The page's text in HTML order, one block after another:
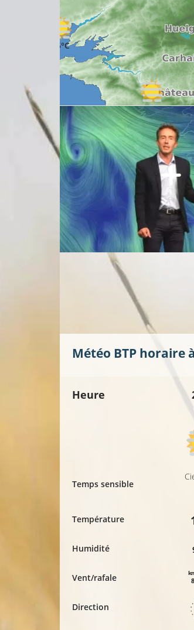
14°C
15°C
12°C
12°C
Météo BTP horaire
Heure
Temps sensible
Température
Humidité
Vent/rafale
Direction